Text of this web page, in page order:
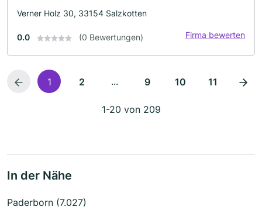
Verner Holz 30, 33154 Salzkotten
0.0 (0 Bewertungen) Firma bewerten
1 2 ... 9 10 11
1-20 von 209
In der Nähe
Paderborn (7.027)